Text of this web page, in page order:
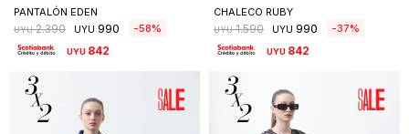
PANTALÓN EDEN
UYU 2.390 UYU 990 58
UYU 842
CHALECO RUBY
UYU 1.590 UYU 990 37
UYU 842